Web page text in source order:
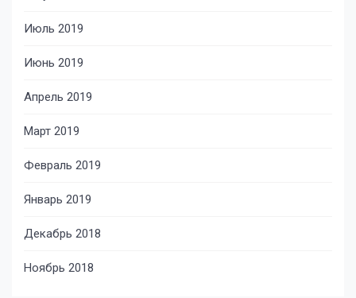
Июль 2019
Июнь 2019
Апрель 2019
Март 2019
Февраль 2019
Январь 2019
Декабрь 2018
Ноябрь 2018